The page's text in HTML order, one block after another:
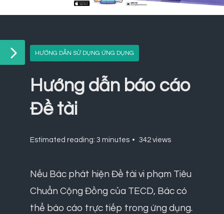
HƯỚNG DẪN SỬ DỤNG ỨNG DỤNG
Hướng dẫn báo cáo
Đề tài
Estimated reading: 3 minutes 342 views
Nếu Bác phát hiện Đề tài vi phạm Tiêu
Chuẩn Cộng Đồng của TECD, Bác có
thể báo cáo trực tiếp trong ứng dụng.